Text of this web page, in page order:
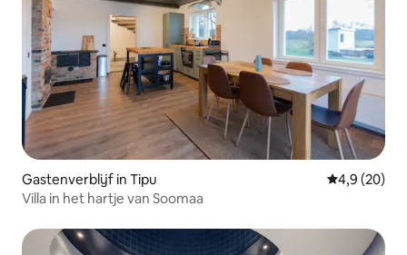
Gastenverblijf in Tipu Gemiddelde
4,9 (20)
Villa in het hartje van Soomaa